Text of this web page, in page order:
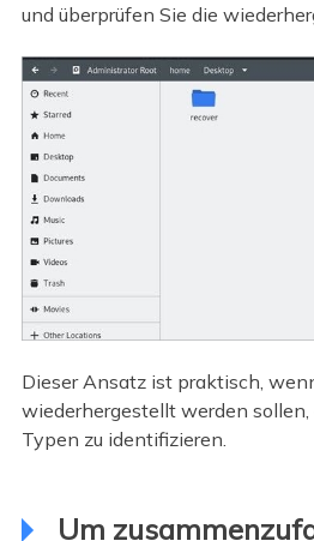
und überprüfen Sie die
Dieser Ansatz ist praktisch,
wiederhergestellt werden
Typen zu identifizieren.
Um